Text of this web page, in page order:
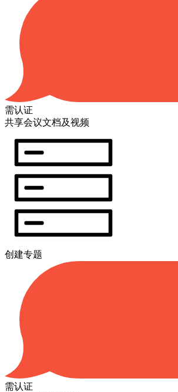
需认证
共享会议文档及视频
创建专题
需认证